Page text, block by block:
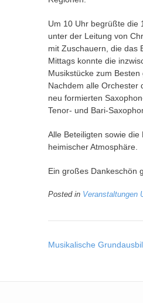
Um 10 Uhr begrüßte die
unter der Leitung von
mit Zuschauern, die das
Mittags konnte die
Musikstücke zum
Nachdem alle Orchester
neu formierten
Tenor- und Bari-
Alle Beteiligten sowie
heimischer Atmosphäre.
Ein großes Dankeschön
Posted in Veranstaltungen
Post
Musikalische